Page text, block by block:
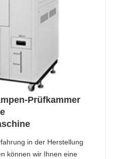
Prüfkammer
in der Herstellung
können wir Ihnen eine